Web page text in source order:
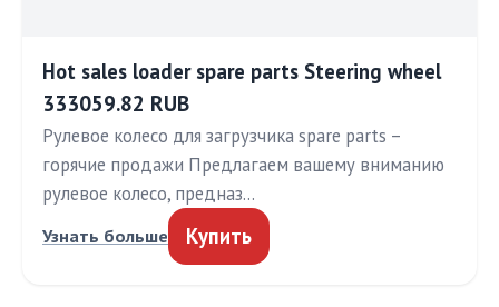
Hot sales loader spare parts Steering wheel
333059.82 RUB
Рулевое колесо для загрузчика spare parts –
горячие продажи Предлагаем вашему вниманию
рулевое колесо, предназ…
Узнать больше Купить